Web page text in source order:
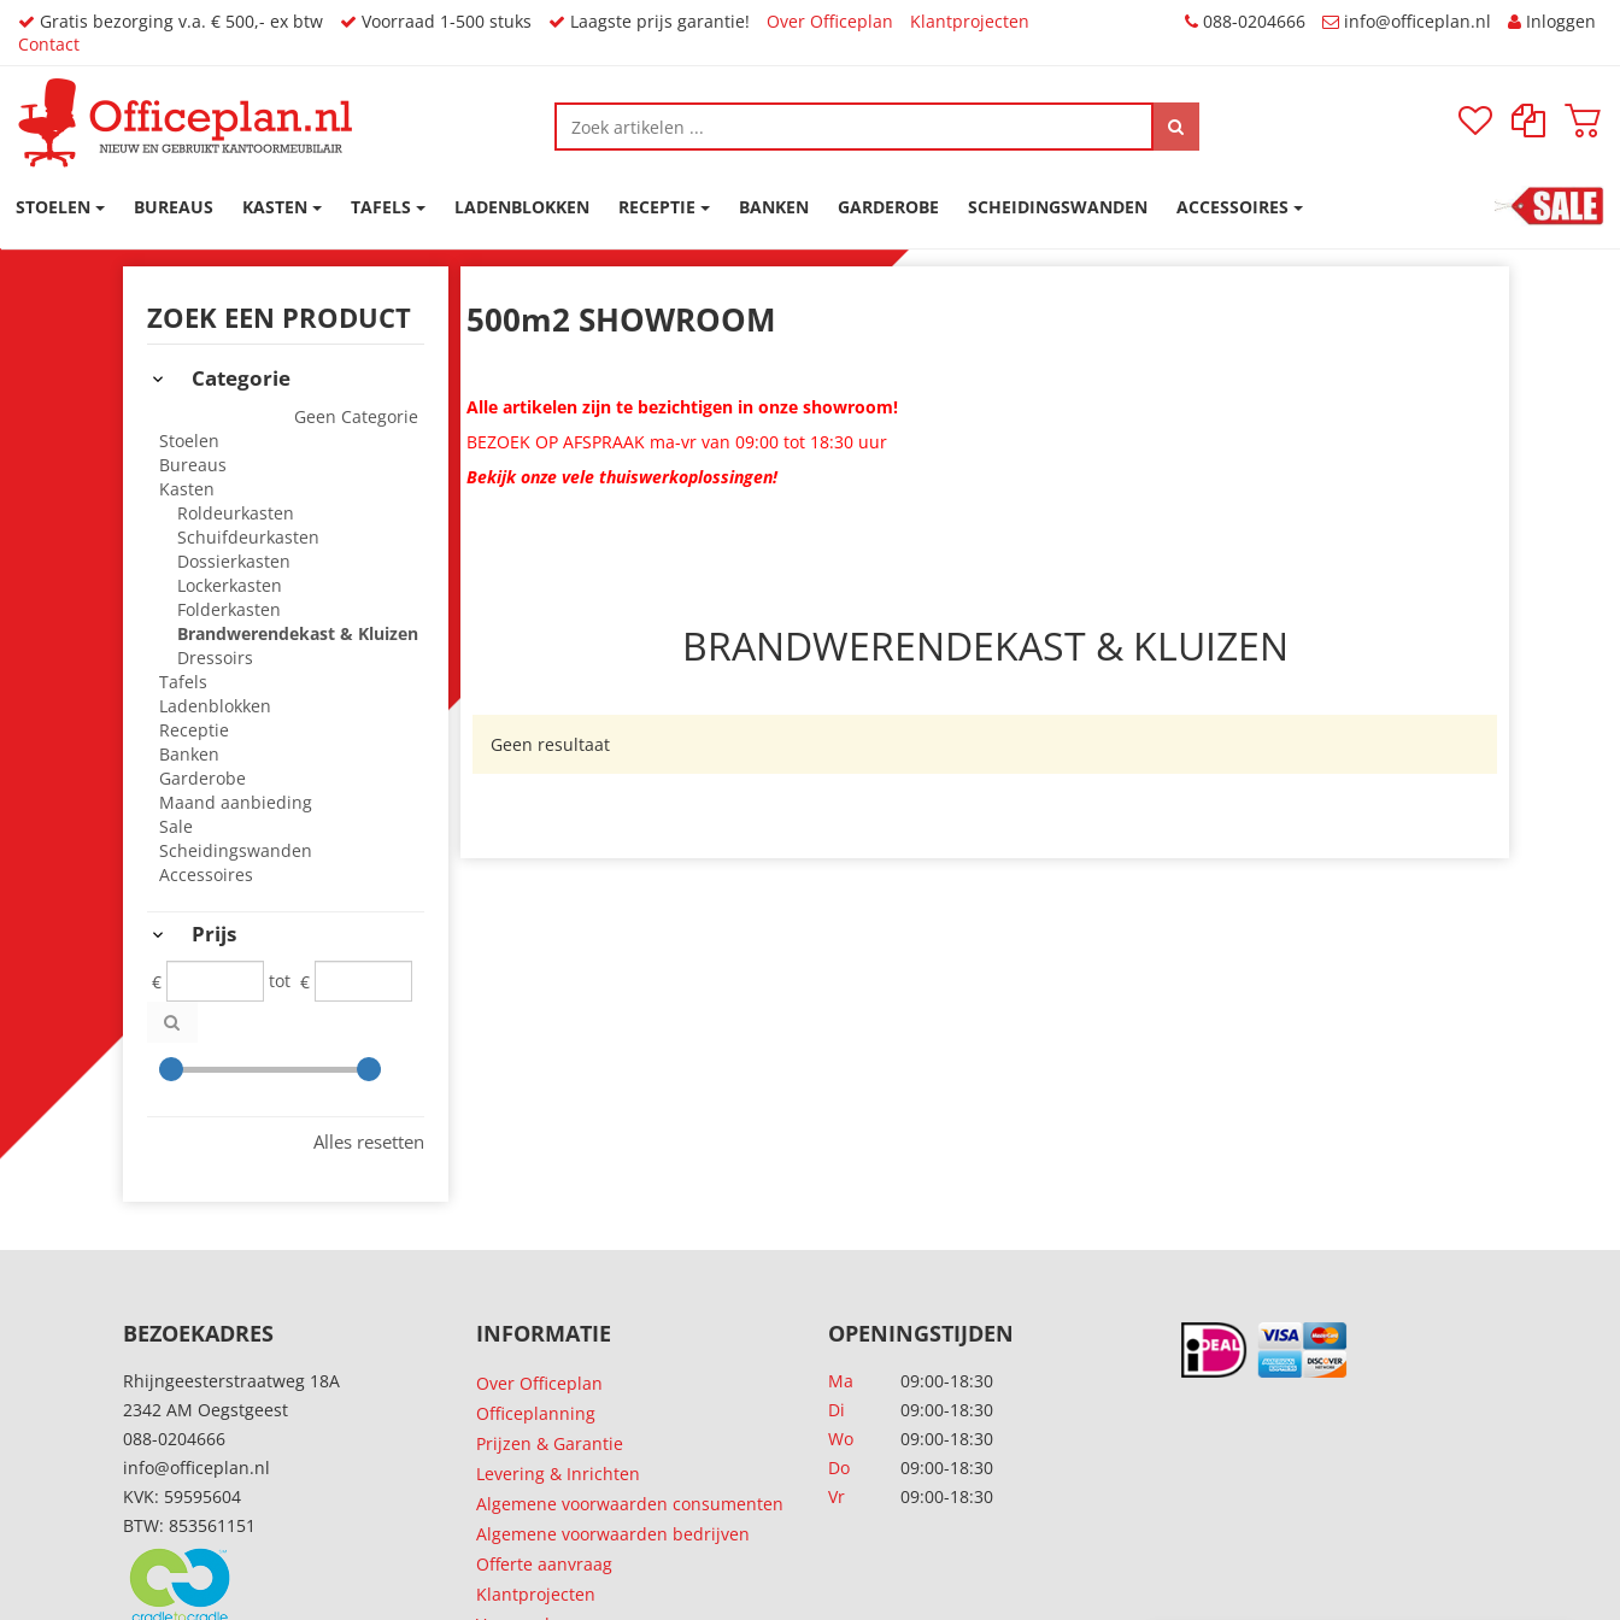
Gratis bezorging v.a. € 500,- ex btw Voorraad 1-500 stuks Laagste prijs garantie! Over Officeplan
Klantprojecten
Contact
088-0204666 Inloggen
STOELEN BUREAUS KASTEN TAFELS LADENBLOKKEN RECEPTIE BANKEN GARDEROBE SCHEIDINGSWANDEN ACCESSOIRES
500m2 SHOWROOM
Alle artikelen zijn te bezichtigen in onze showroom!
BEZOEK OP AFSPRAAK ma-vr van 09:00 tot 18:30 uur
Bekijk onze vele thuiswerkoplossingen!
BRANDWERENDEKAST & KLUIZEN
Geen resultaat
ZOEK EEN PRODUCT
Categorie
Geen Categorie
Stoelen
Bureaus
Kasten
Roldeurkasten
Schuifdeurkasten
Dossierkasten
Lockerkasten
Folderkasten
Brandwerendekast & Kluizen
Dressoirs
Tafels
Ladenblokken
Receptie
Banken
Garderobe
Maand aanbieding
Sale
Scheidingswanden
Accessoires
Prijs
€ tot €
Alles resetten
BEZOEKADRES
Rhijngeesterstraatweg 18A
2342 AM Oegstgeest
088-0204666
info@officeplan.nl
KVK: 59595604
BTW: 853561151
INFORMATIE
Over Officeplan
Officeplanning
Prijzen & Garantie
Levering & Inrichten
Algemene voorwaarden consumenten
Algemene voorwaarden bedrijven
Offerte aanvraag
Klantprojecten
OPENINGSTIJDEN
Ma
09:00-18:30
Di
09:00-18:30
Wo
09:00-18:30
Do
09:00-18:30
Vr
09:00-18:30